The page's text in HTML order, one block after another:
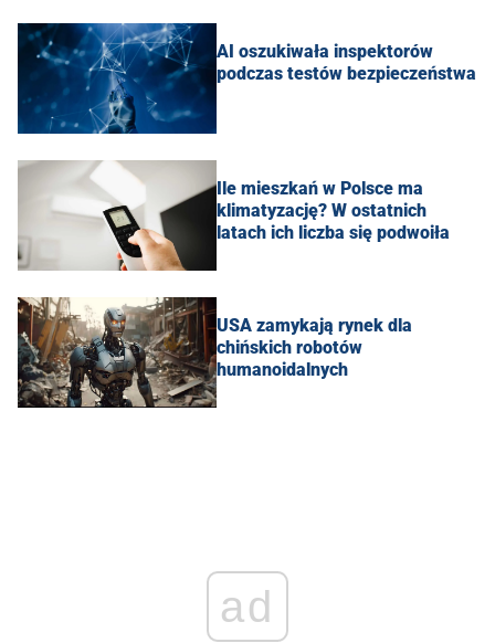
AI oszukiwała inspektorów
podczas testów bezpieczeństwa
Ile mieszkań w Polsce ma
klimatyzację? W ostatnich
latach ich liczba się podwoiła
USA zamykają rynek dla
chińskich robotów
humanoidalnych
ad